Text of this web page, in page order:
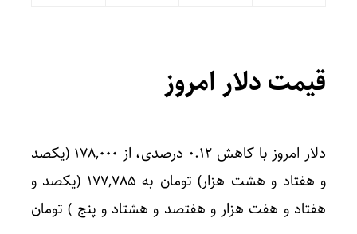
قیمت دلار امروز
دلار امروز با کاهش ۰.۱۲ درصدی، از ۱۷۸,۰۰۰ (یکصد
و هفتاد و هشت هزار) تومان به ۱۷۷,۷۸۵ (یکصد و
هفتاد و هفت هزار و هفتصد و هشتاد و پنج ) تومان